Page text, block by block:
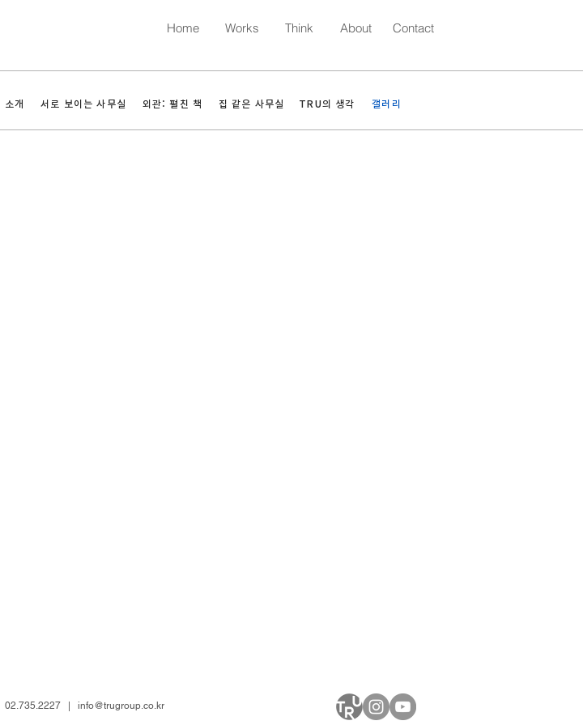
Home Works Think About Contact
소개 서로 보이는 사무실 외관: 펼친 책 집 같은 사무실 TRU의 생각 갤러리
02.735.2227 | info@trugroup.co.kr